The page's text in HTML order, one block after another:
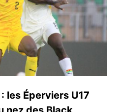
les Éperviers U17